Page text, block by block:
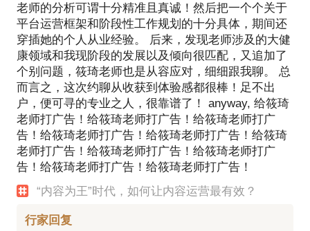
老师的分析可谓十分精准且真诚！然后把一个个关于
平台运营框架和阶段性工作规划的十分具体，期间还
穿插她的个人从业经验。 后来，发现老师涉及的大健
康领域和我现阶段的发展以及倾向很匹配，又追加了
个别问题，筱琦老师也是从容应对，细细跟我聊。 总
而言之，这次约聊从收获到体验感都很棒！足不出
户，便可寻的专业之人，很靠谱了！ anyway, 给筱琦
老师打广告！给筱琦老师打广告！给筱琦老师打广
告！给筱琦老师打广告！给筱琦老师打广告！给筱琦
老师打广告！给筱琦老师打广告！给筱琦老师打广
告！给筱琦老师打广告！给筱琦老师打广告！
“内容为王”时代，如何让内容运营最有效？
行家回复